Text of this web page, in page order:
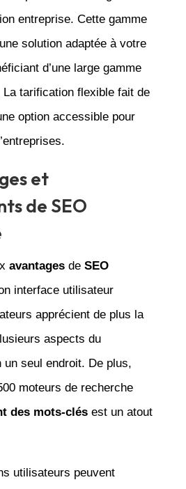
entreprise. Cette gamme
solution adaptée à votre
d’une large gamme
tarification flexible fait de
option accessible pour
et
de SEO
avantagesde SEO
interface utilisateur
apprécient de plus la
aspects du
seul endroit. De plus,
moteurs de recherche
des mots-clésest un atout
utilisateurs peuvent